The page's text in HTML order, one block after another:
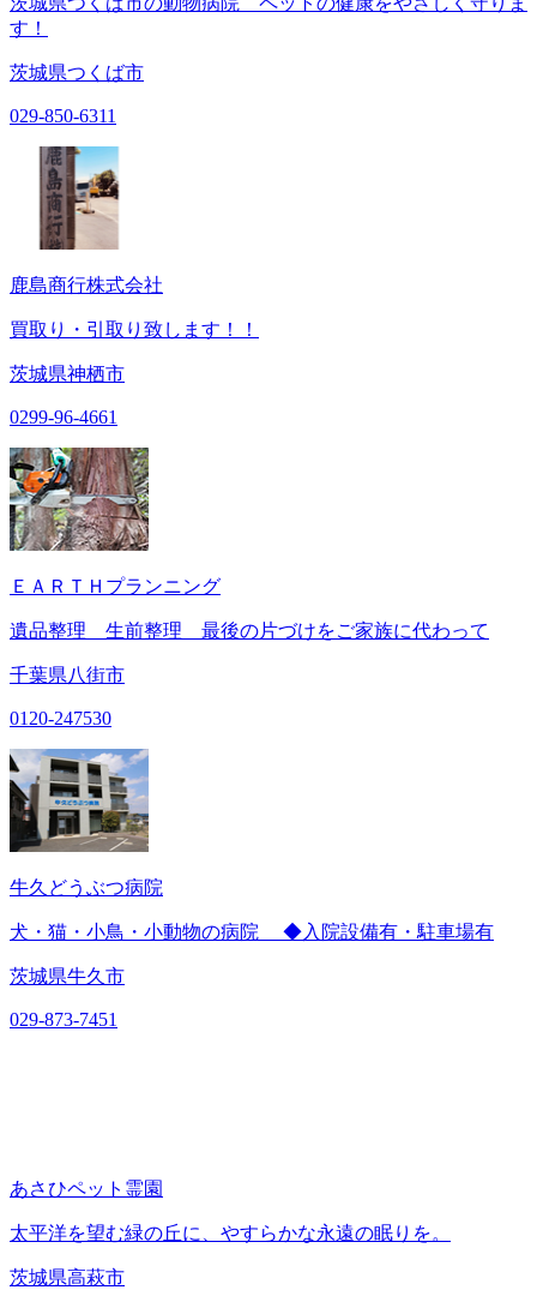
す！
茨城県つくば市
029-850-6311
鹿島商行株式会社
買取り・引取り致します！！
茨城県神栖市
0299-96-4661
ＥＡＲＴＨプランニング
遺品整理 生前整理 最後の片づけをご家族に代わって
千葉県八街市
0120-247530
牛久どうぶつ病院
犬・猫・小鳥・小動物の病院 ◆入院設備有・駐車場有
茨城県牛久市
029-873-7451
あさひペット霊園
太平洋を望む緑の丘に、やすらかな永遠の眠りを。
茨城県高萩市